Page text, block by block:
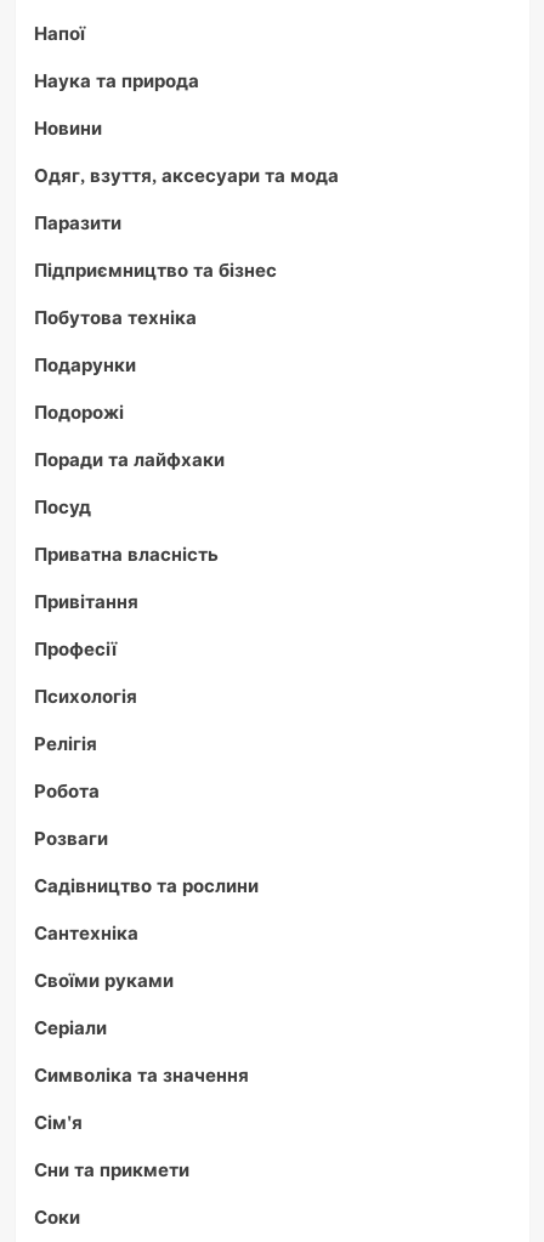
Напої
Наука та природа
Новини
Одяг, взуття, аксесуари та мода
Паразити
Підприємництво та бізнес
Побутова техніка
Подарунки
Подорожі
Поради та лайфхаки
Посуд
Приватна власність
Привітання
Професії
Психологія
Релігія
Робота
Розваги
Садівництво та рослини
Сантехніка
Своїми руками
Серіали
Символіка та значення
Сім'я
Сни та прикмети
Соки